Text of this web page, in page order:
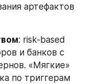
артефактов
: risk-based
и банков с
«Мягкие»
по триггерам